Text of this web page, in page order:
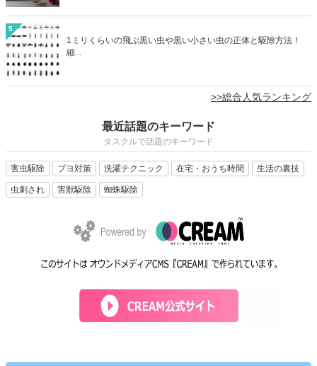
5
1ミリくらいの飛ぶ黒い虫や黒い小さい虫の正体と駆除方法！
細...
>>総合人気ランキング
最近話題のキーワード
タスクルで話題のキーワード
害虫駆除 ブヨ対策 洗濯テクニック 在宅・おうち時間 生活の裏技
虫刺され 害獣駆除 蜘蛛駆除